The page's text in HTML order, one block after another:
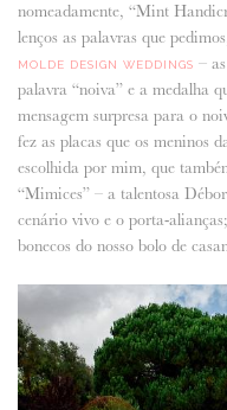
nomeadamente, “Mint
lenços as palavras que
MOLDE DESIGN WEDDINGS –
palavra “noiva” e a medalha
mensagem surpresa para o
fez as placas que os meninos
escolhida por mim, que
“Mimices” – a talentosa
cenário vivo e o porta-
bonecos do nosso bolo de